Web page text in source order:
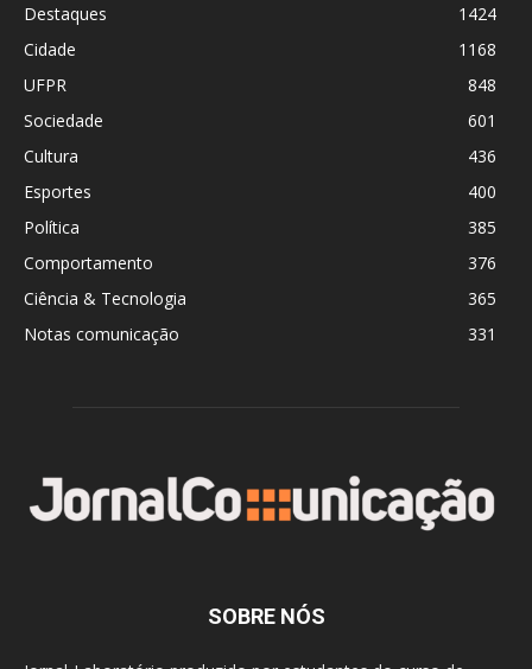
Destaques
1424
Cidade
1168
UFPR
848
Sociedade
601
Cultura
436
Esportes
400
Política
385
Comportamento
376
Ciência & Tecnologia
365
Notas comunicação
331
SOBRE NÓS